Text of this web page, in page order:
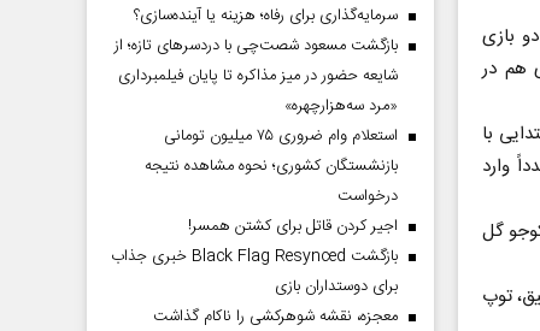
بازی
هم در
با
وارد
گل
توپ
سرمایه‌گذاری برای رفاه؛ هزینه یا آینده‌سازی؟
بازگشت مسعود شصت‌چی با دردسر‌های تازه؛ از
شایعه حضور در میز مذاکره تا پایان فیلمبرداری
«مرد سه‌هزارچهره»
استعلام وام ضروری ۷۵ میلیون تومانی
بازنشستگان کشوری؛ نحوه مشاهده نتیجه
درخواست
اجیر کردن قاتل برای کشتن همسر!
بازگشت Black Flag Resynced خبری جذاب
برای دوستداران بازی
معجزه، نقشه شوهرکشی را ناکام گذاشت